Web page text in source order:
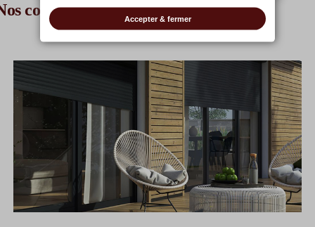
conseils pratiquesAccepter & fermer